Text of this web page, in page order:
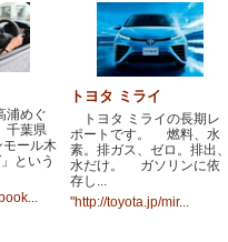
浦めぐ
千葉県
モール木
という
トヨタ ミライ
トヨタ ミライの長期レ
ポートです。 燃料、水
素。排ガス、ゼロ。排出、
水だけ。 ガソリンに依
存し...
"http://toyota.jp/mir...